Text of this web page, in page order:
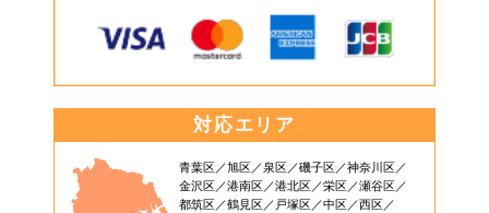
対応エリア
青葉区 旭区 泉区 磯子区
神奈川区
金沢区
港南区 港北区 栄区
瀬谷区
都筑区
鶴見区 戸塚区 中区
西区